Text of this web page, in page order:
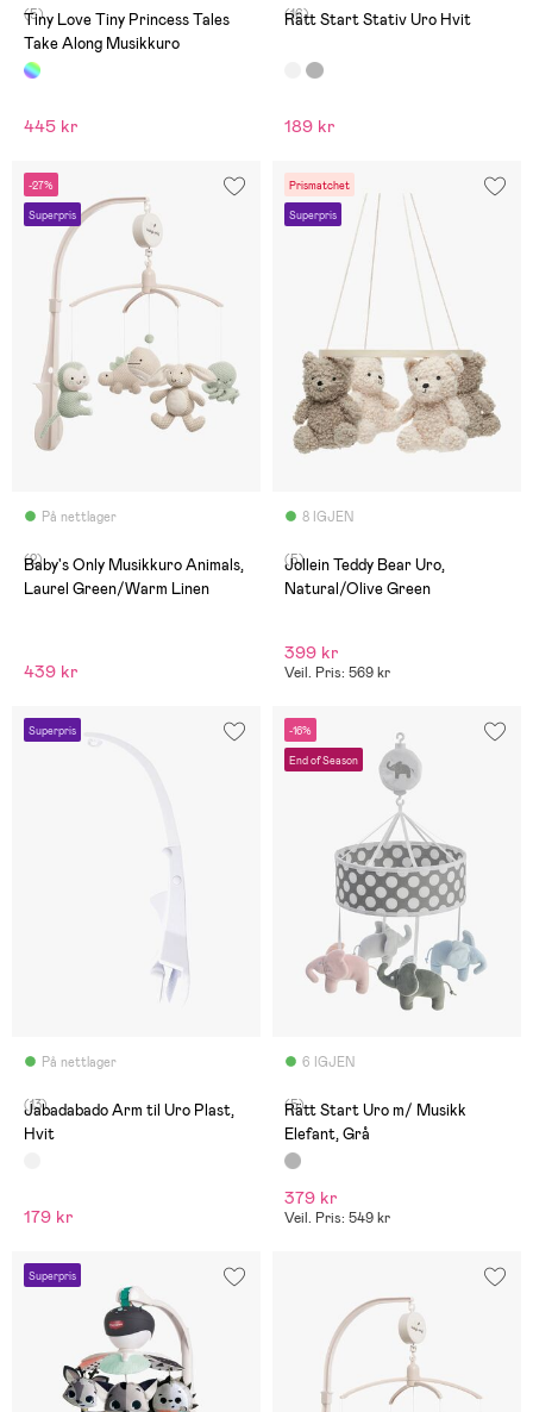
(5)
Tiny Love Tiny Princess Tales
Take Along Musikkuro
445 kr
(16)
Rätt Start Stativ Uro Hvit
189 kr
-27%
Superpris
På nettlager
(2)
Baby's Only Musikkuro Animals,
Laurel Green/Warm Linen
439 kr
Prismatchet
Superpris
8 IGJEN
(5)
Jollein Teddy Bear Uro,
Natural/Olive Green
399 kr
Veil. Pris: 569 kr
Superpris
På nettlager
(13)
Jabadabado Arm til Uro Plast,
Hvit
179 kr
-16%
End of Season
6 IGJEN
(5)
Rätt Start Uro m/ Musikk
Elefant, Grå
379 kr
Veil. Pris: 549 kr
Superpris